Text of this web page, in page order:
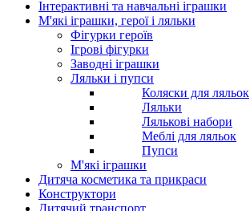
Інтерактивні та навчальні іграшки
М'які іграшки, герої і ляльки
Фігурки героїв
Ігрові фігурки
Заводні іграшки
Ляльки і пупси
Коляски для ляльок
Ляльки
Лялькові набори
Меблі для ляльок
Пупси
М'які іграшки
Дитяча косметика та прикраси
Конструктори
Дитячий транспорт